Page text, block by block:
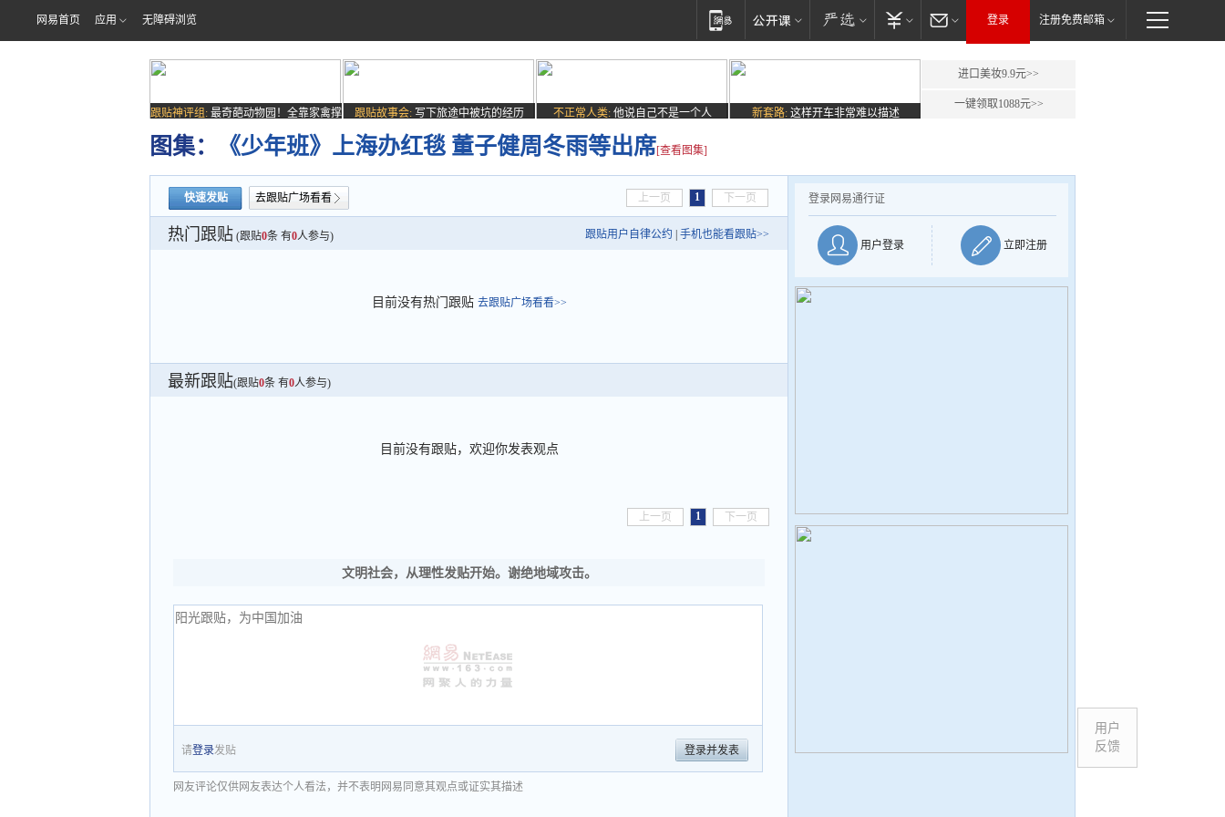
网易首页 应用 无障碍浏览 登录 注册免费邮箱
跟贴神评组: 最奇葩动物园！全靠家禽撑
场子
跟贴故事会: 写下旅途中被坑的经历 不正常人类: 他说自己不是一个人 新套路: 这样开车非常难以描述
进口美妆9.9元>>
一键领取1088元>>
图集： 《少年班》上海办红毯 董子健周冬雨等出席[查看图集]
快速发贴 去跟贴广场看看 上一页 1 下一页
热门跟贴 (跟贴0条 有0人参与) 跟贴用户自律公约 手机也能看跟贴>>
目前没有热门跟贴 去跟贴广场看看>>
最新跟贴(跟贴0条 有0人参与)
目前没有跟贴，欢迎你发表观点
上一页 1 下一页
文明社会，从理性发贴开始。谢绝地域攻击。
请登录发贴 登录并发表
网友评论仅供网友表达个人看法，并不表明网易同意其观点或证实其描述
登录网易通行证
用户登录 立即注册
用户
反馈